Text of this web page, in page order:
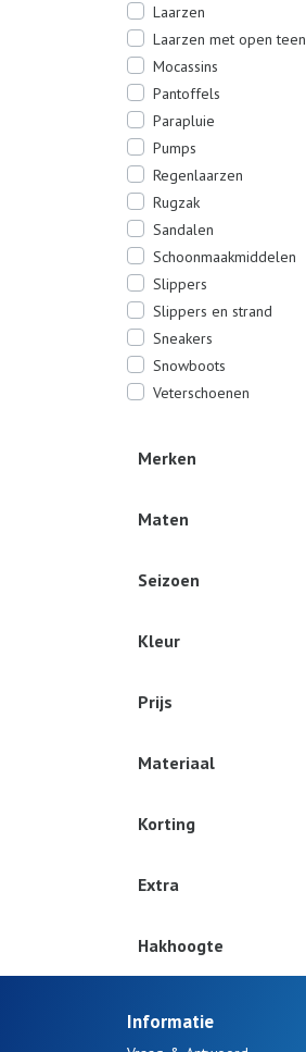
Laarzen
Laarzen met open teen
Mocassins
Pantoffels
Parapluie
Pumps
Regenlaarzen
Rugzak
Sandalen
Schoonmaakmiddelen
Slippers
Slippers en strand
Sneakers
Snowboots
Veterschoenen
Merken
Maten
Seizoen
Kleur
Prijs
Materiaal
Korting
Extra
Hakhoogte
Informatie